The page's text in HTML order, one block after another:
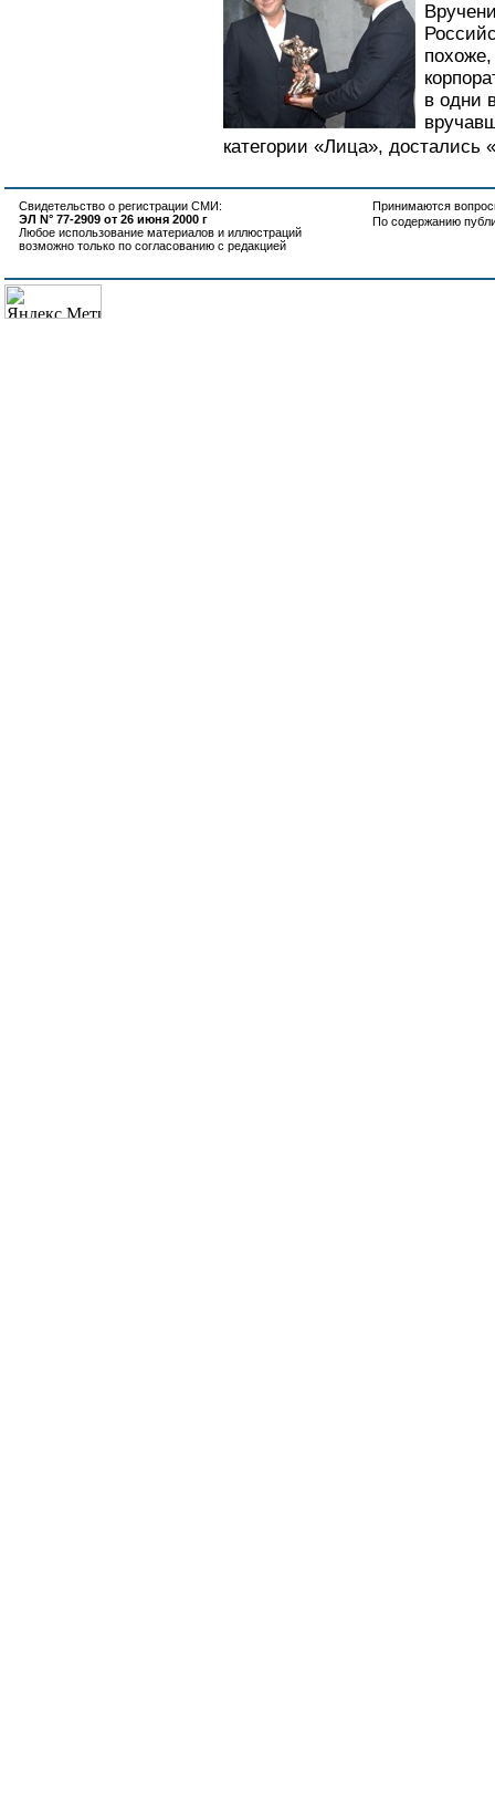
похоже,
в одни
категории «Лица», достались
Свидетельство о регистрации СМИ:
ЭЛ N° 77-2909 от 26 июня 2000 г
Любое использование материалов и иллюстраций
возможно только по согласованию с редакцией
Принимаются
По содержанию